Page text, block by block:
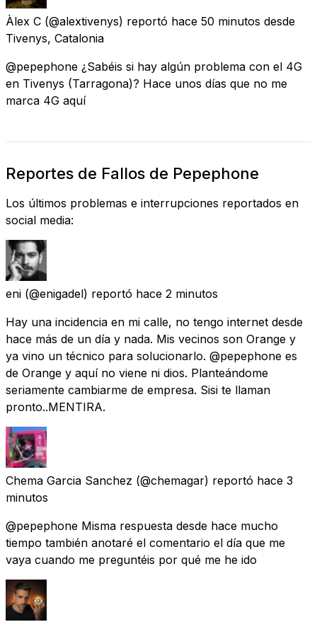
Àlex C (@alextivenys) reportó hace 50 minutos desde
Tivenys, Catalonia
@pepephone ¿Sabéis si hay algún problema con el 4G
en Tivenys (Tarragona)? Hace unos días que no me
marca 4G aquí
Reportes de Fallos de Pepephone
Los últimos problemas e interrupciones reportados en
social media:
eni (@enigadel) reportó hace 2 minutos
Hay una incidencia en mi calle, no tengo internet desde
hace más de un día y nada. Mis vecinos son Orange y
ya vino un técnico para solucionarlo. @pepephone es
de Orange y aquí no viene ni dios. Planteándome
seriamente cambiarme de empresa. Sisi te llaman
pronto..MENTIRA.
Chema Garcia Sanchez (@chemagar) reportó hace 3
minutos
@pepephone Misma respuesta desde hace mucho
tiempo también anotaré el comentario el día que me
vaya cuando me preguntéis por qué me he ido